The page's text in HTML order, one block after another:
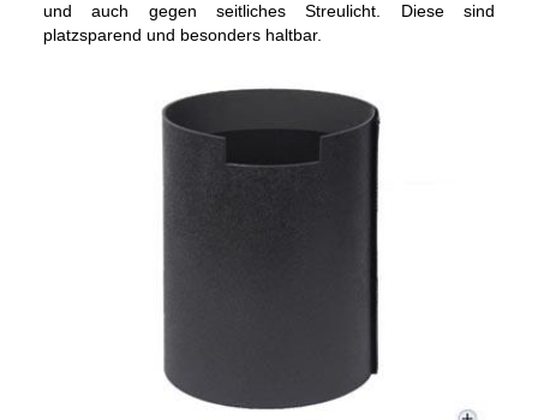
und auch gegen seitliches Streulicht. Diese sind
platzsparend und besonders haltbar.